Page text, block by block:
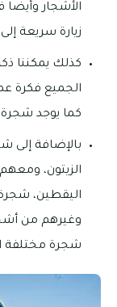
الأشجار
زيارة سريعة
كذلك يمكننا
الجميع فكرة
كما يوجد شجرة
بالإضافة إلى
الزيتون،
اليقطين،
وغيرهم من
شجرة مختلفة